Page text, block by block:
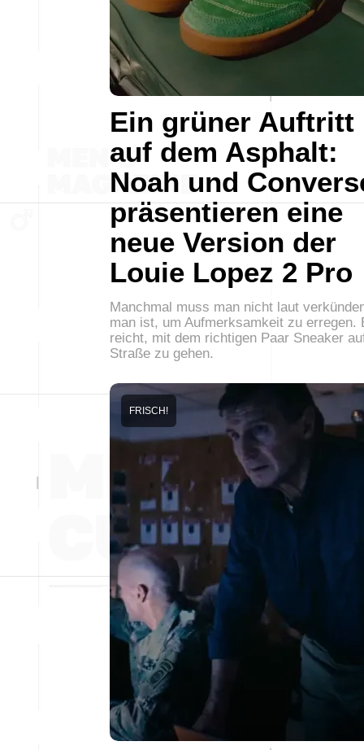
Ein grüner Auftritt
auf dem Asphalt:
Noah und
präsentieren eine
neue Version der
Louie Lopez 2 Pro
Manchmal muss man nicht laut
man ist, um Aufmerksamkeit zu erregen.
reicht, mit dem richtigen Paar Sneaker
Straße zu gehen.
FRISCH!